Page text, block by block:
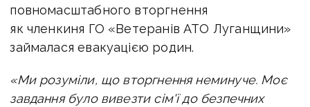
повномасштабного вторгнення
як членкиня ГО «Ветеранів АТО Луганщини»
займалася евакуацією родин.
«Ми розуміли, що вторгнення неминуче. Моє
завдання було вивезти сім'ї до безпечних